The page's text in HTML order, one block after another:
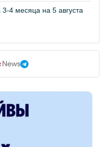
4 месяца на 5 августа